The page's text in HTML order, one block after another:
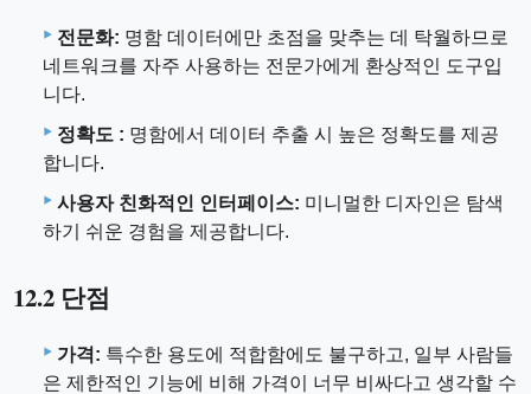
전문화: 명함 데이터에만 초점을 맞추는 데 탁월하므로
네트워크를 자주 사용하는 전문가에게 환상적인 도구입
니다.
정확도 : 명함에서 데이터 추출 시 높은 정확도를 제공
합니다.
사용자 친화적인 인터페이스: 미니멀한 디자인은 탐색
하기 쉬운 경험을 제공합니다.
12.2 단점
가격: 특수한 용도에 적합함에도 불구하고, 일부 사람들
은 제한적인 기능에 비해 가격이 너무 비싸다고 생각할 수